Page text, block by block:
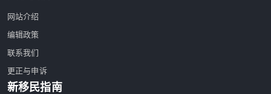
网站介绍
编辑政策
联系我们
更正与申诉
新移民指南